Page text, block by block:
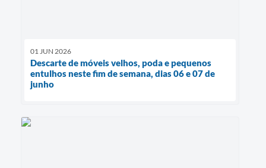
01 JUN 2026
Descarte de móveis velhos, poda e pequenos
entulhos neste fim de semana, dias 06 e 07 de
junho